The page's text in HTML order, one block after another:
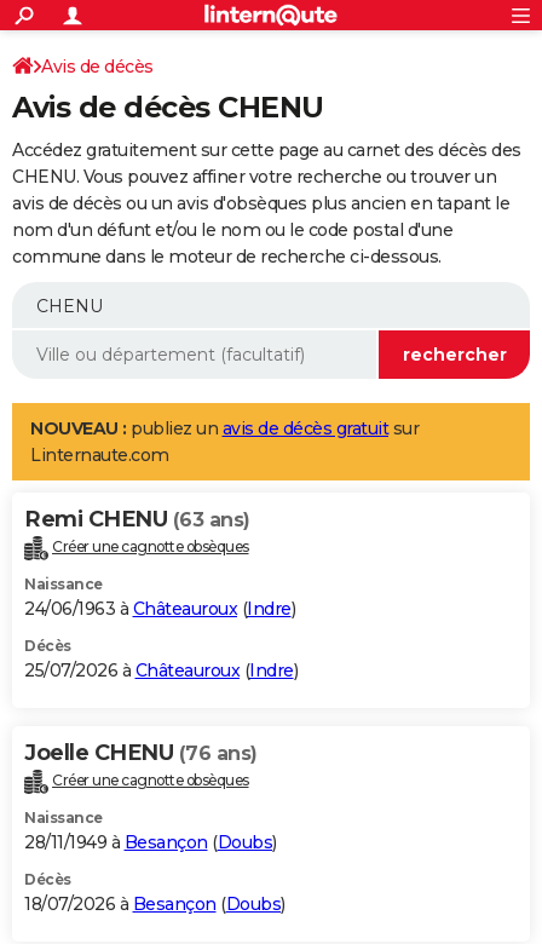
ACTUALITÉS
Politique
Société
Faits Divers
Education
Monde
Villes
+
SPORT
Coupe du monde 2026
Football
Tennis
Cyclisme
Rugby
Forum
Programme TV
TNT
Streaming
Cinéma
Sorties cinéma
Musique
+
FINANCE
Retraite
Epargne
Immobilier
Risques naturels par ville
Banque
Assurance
AUTO
Essais
Réserver un essai
Citadines
Berlines
SUV
Forum auto
+
Mobiles
Meilleur smartphone
Internet
Ordinateurs
Jeux vidéo
Guide high-tech
Aménagement intérieur
LIFESTYLE
Art de vivre
Bien-être
Loisirs
Mode
Modes de vie
Alimentation
Guide de la santé
Maladies
Médicaments
Sommeil
VOYAGE
Destinations
City break
Voyage nature
Voyage de noces
Forum
Climat
+PHOTO
GUIDES D'ACHAT
BONS PLANS
Carte de Noël
Carte Bonne année
Carte Saint-Valentin
Carte Pâques
Carte d'anniversaire
DICTIONNAIRE
Dictionnaire
Biographies
Citations
Expressions
Proverbes
PROGRAMME TV
S'inscrire
Se connecter
Lycées
Collèges
Primaires
Universités
Entreprises
Service militaire
Avis de recherche
AVIS DE DÉCÈS
Avis de décès
Avis de décès CHENU
Accédez gratuitement sur cette page au carnet des décès des
CHENU. Vous pouvez affiner votre recherche ou trouver un
avis de décès ou un avis d'obsèques plus ancien en tapant le
nom d'un défunt et/ou le nom ou le code postal d'une
commune dans le moteur de recherche ci-dessous.
NOUVEAU : publiez un avis de décès gratuitsur
Linternaute.com
Remi CHENU (63 ans)
Créer une cagnotte obsèques
Naissance
24/06/1963 à Châteauroux(Indre)
Décès
25/07/2026 à Châteauroux(Indre)
Joelle CHENU (76 ans)
Créer une cagnotte obsèques
Naissance
28/11/1949 à Besançon (Doubs)
Décès
18/07/2026 à Besançon (Doubs)